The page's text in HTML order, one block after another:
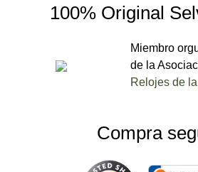
100% Original
Miembro
de la
Relojes de
Compra